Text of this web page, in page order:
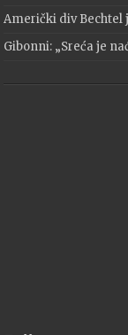
Američki div Bechtel
Gibonni: „Sreća je